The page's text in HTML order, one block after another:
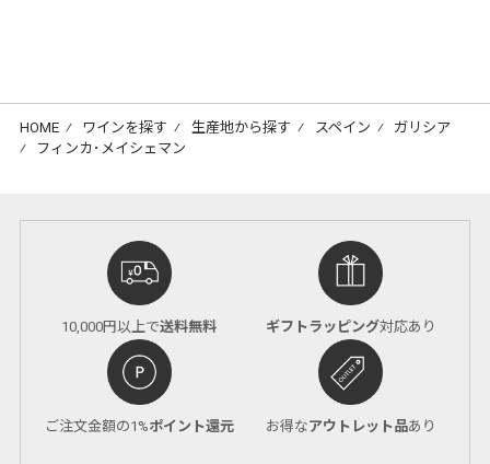
HOME ⁄ ワインを探す ⁄ 生産地から探す ⁄ スペイン ⁄ ガリシア
⁄ フィンカ･メイシェマン
10,000円以上で送料無料 ギフトラッピング対応あり
ご注文金額の1%ポイント還元 お得なアウトレット品あり